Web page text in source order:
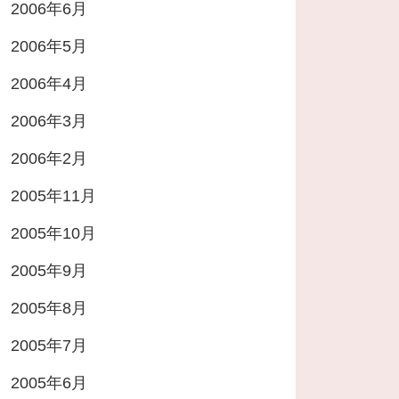
2006年6月
2006年5月
2006年4月
2006年3月
2006年2月
2005年11月
2005年10月
2005年9月
2005年8月
2005年7月
2005年6月